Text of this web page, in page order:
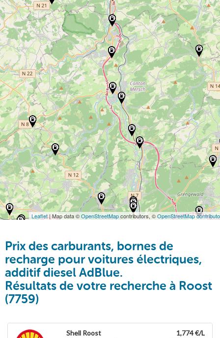
Leaflet| Map data ©OpenStreetMapcontributors, ©OpenStreetMap
Prix des carburants, bornes de
recharge pour voitures électriques,
additif diesel AdBlue.
Résultats de votre recherche à Roost
(7759)
Shell Roost
1,774 €/L